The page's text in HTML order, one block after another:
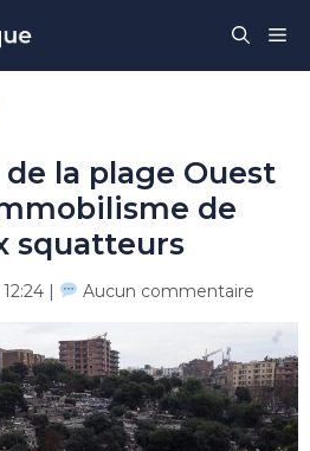
la plage Ouest
de
squatteurs
| Aucun commentaire